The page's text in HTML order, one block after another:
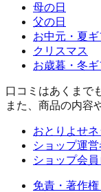
母の日
父の日
お中元・夏ギ
クリスマス
お歳暮・冬ギ
口コミはあくまで
また、商品の内容
おとりよせ
ショップ運
ショップ会
免責・著作